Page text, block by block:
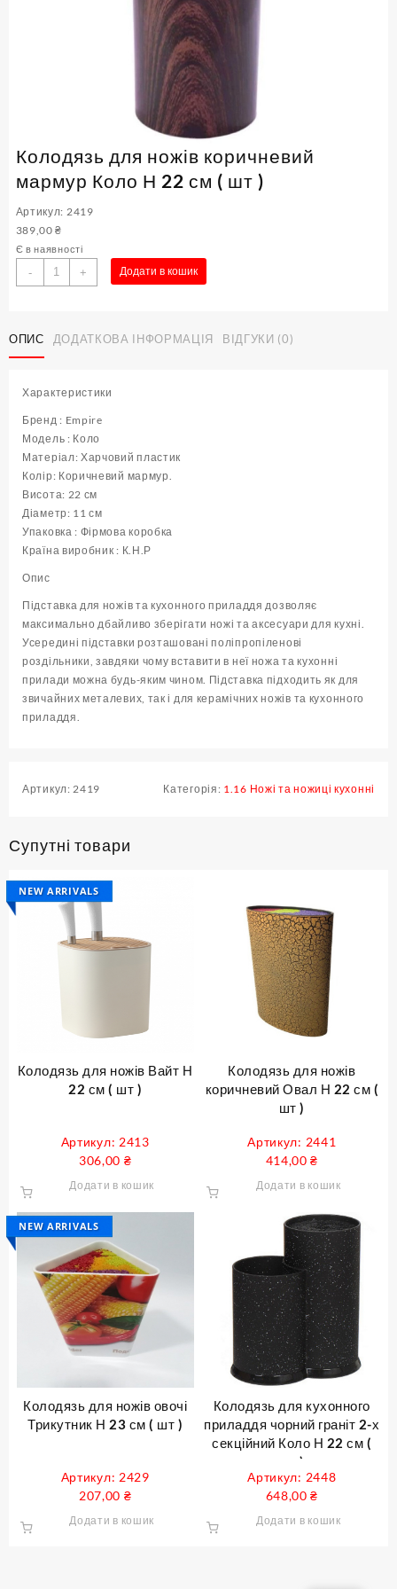
Колодязь для ножів коричневий
мармур Коло Н 22 см ( шт )
Артикул: 2419
389,00₴
Є в наявності
-
Колодязь
для
мармур
Коло
22
см
(
шт
)
кількість
+ Додати в кошик
ОПИС ДОДАТКОВА ІНФОРМАЦІЯ ВІДГУКИ (0)
Характеристики
Бренд : Empire
Модель : Коло
Матеріал: Харчовий пластик
Колір: Коричневий мармур.
Висота: 22 см
Діаметр: 11 см
Упаковка : Фірмова коробка
Країна виробник : К.Н.Р
Опис
Підставка для ножів та кухонного приладдя дозволяє
максимально дбайливо зберігати ножі та аксесуари для кухні.
Усередині підставки розташовані поліпропіленові
роздільники, завдяки чому вставити в неї ножа та кухонні
прилади можна будь-яким чином. Підставка підходить як для
звичайних металевих, так і для керамічних ножів та кухонного
приладдя.
Артикул: 2419 Категорія: 1.16 Ножі та ножиці кухонні
Супутні товари
NEW ARRIVALS
Колодязь для ножів Вайт Н
22 см ( шт )
Артикул: 2413
306,00 ₴
Додати в кошик
Колодязь для ножів
коричневий Овал Н 22 см (
шт )
Артикул: 2441
414,00₴
Додати в кошик
NEW ARRIVALS
Колодязь для ножів овочі
Трикутник Н 23 см ( шт )
Артикул: 2429
207,00 ₴
Додати в кошик
Колодязь для кухонного
приладдя чорний граніт 2-х
секційний Коло Н 22 см (
шт )
Артикул: 2448
648,00₴
Додати в кошик